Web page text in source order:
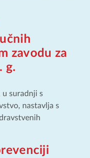
zavodu za
g.
u suradnji s
nastavlja s